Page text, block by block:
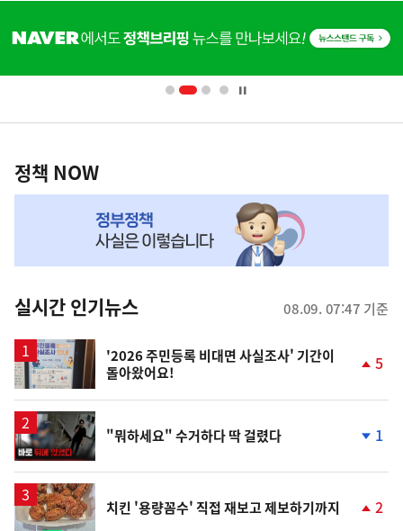
단
배
영
책
NOW,
뉴
스
정책 NOW
실시간 인기뉴스 08.09. 07:47 기준
'2026 주민등록 비대면 사실조사' 기간이
돌아왔어요!
계
5
영
상
"뭐하세요" 수거하다 딱 걸렸다
계
1
치킨 '용량꼼수' 직접 재보고 제보하기까지 2